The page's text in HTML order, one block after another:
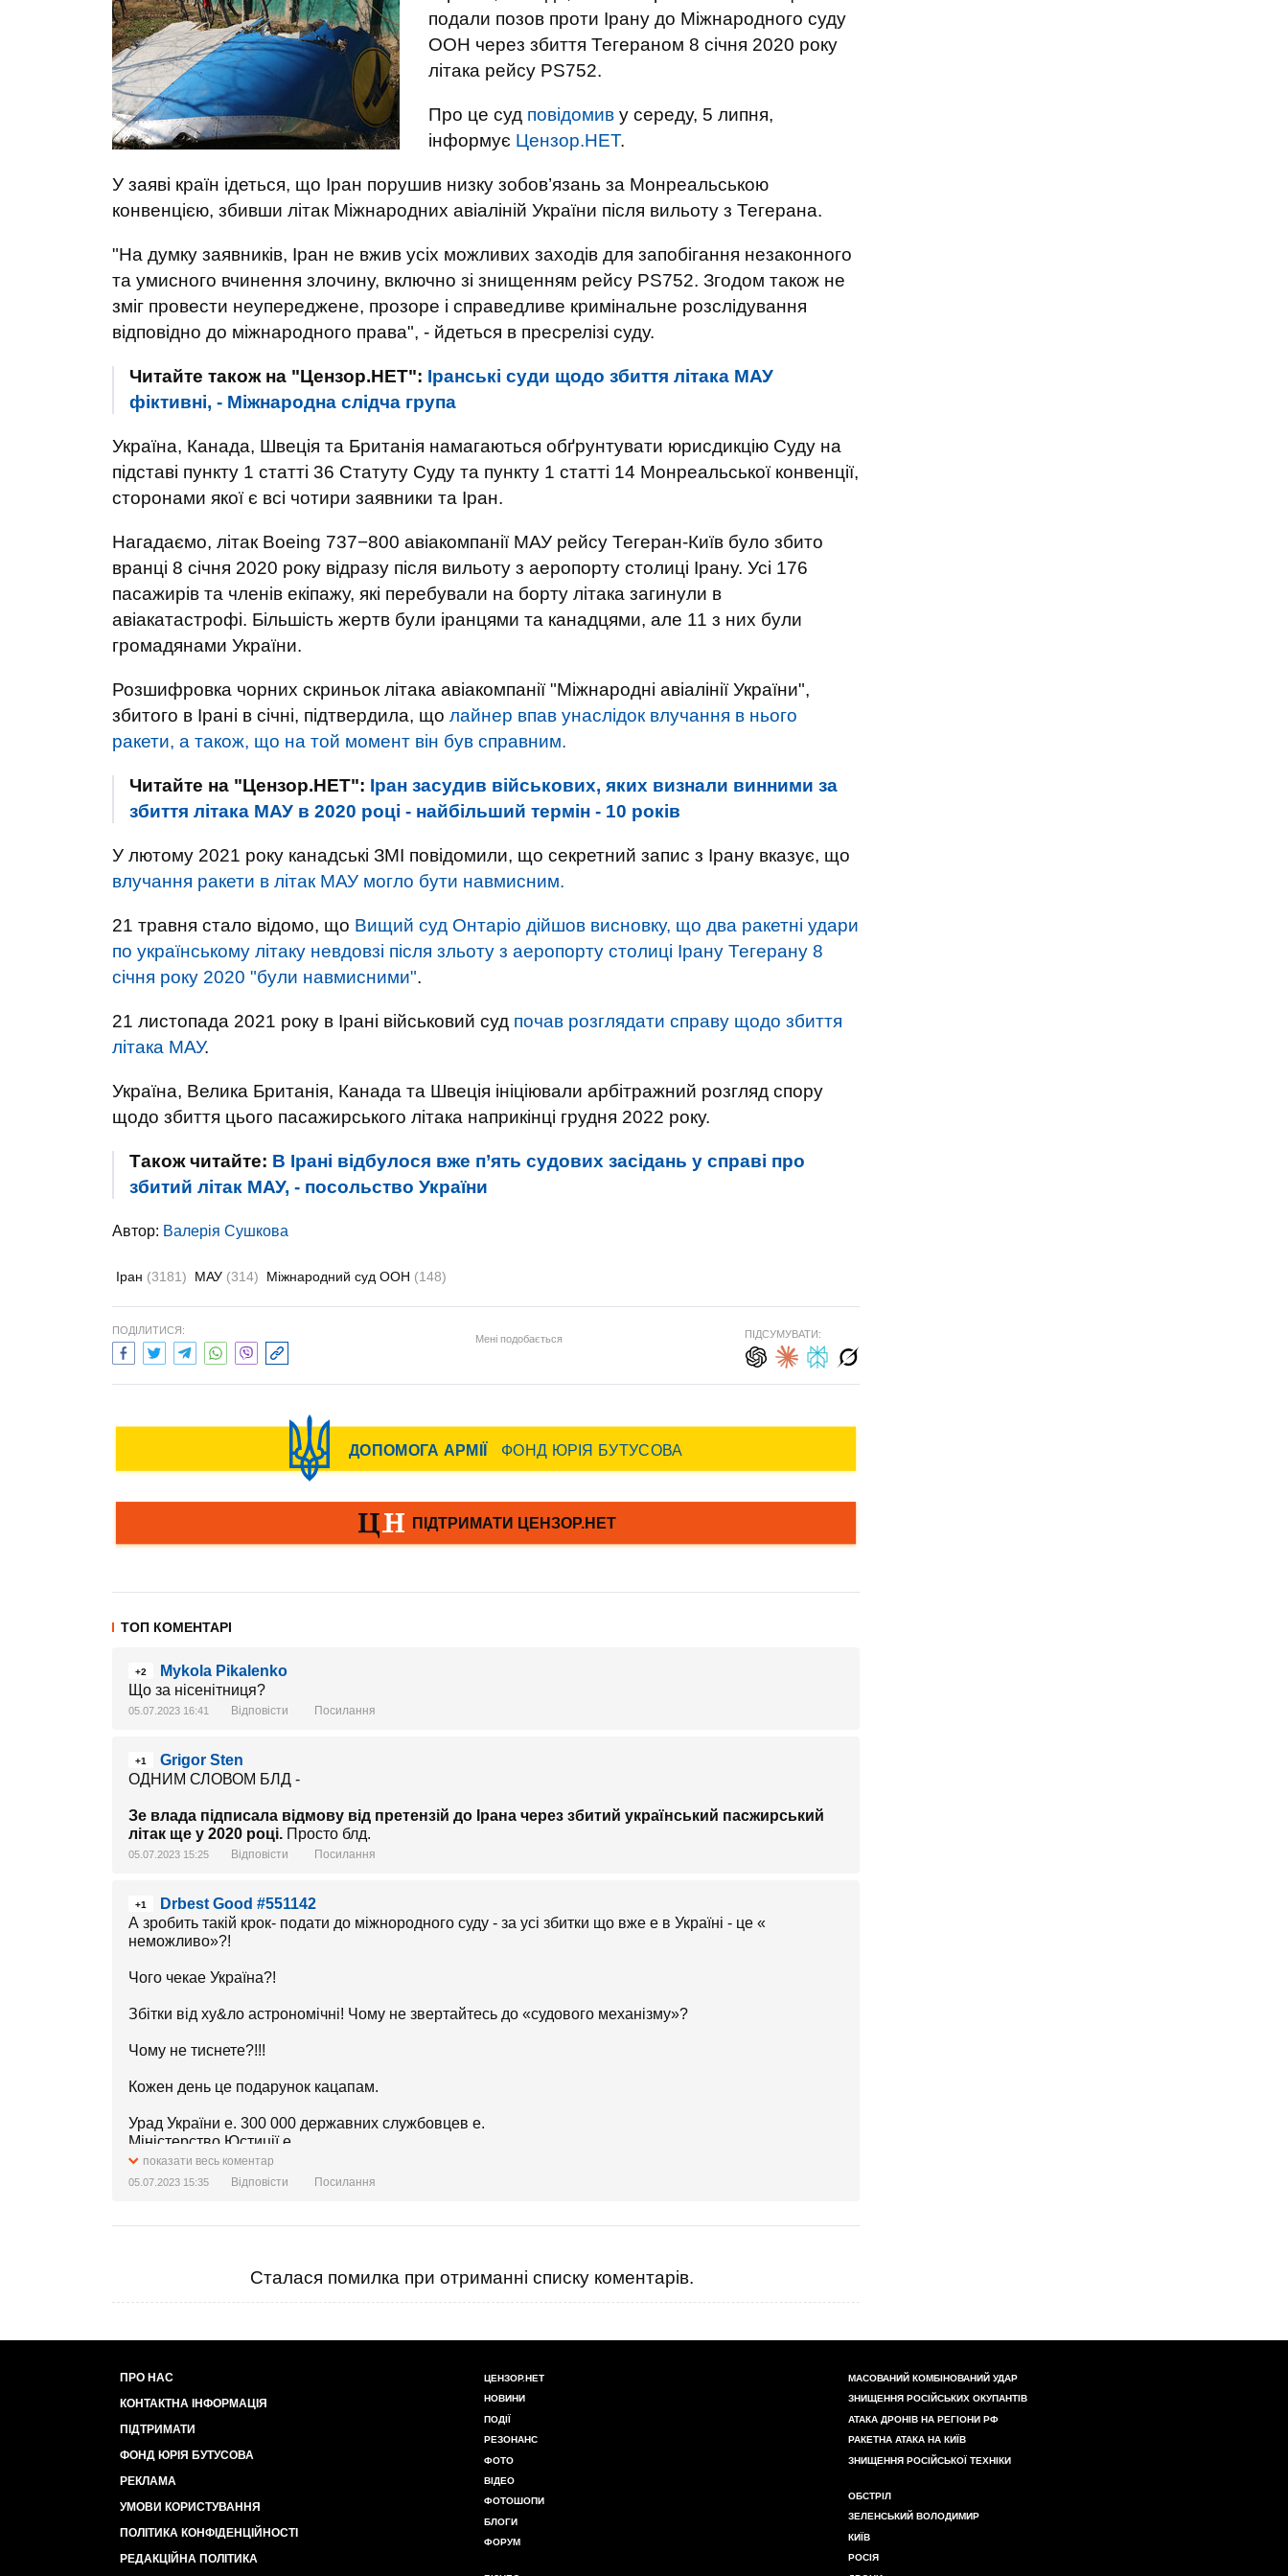
подали позов проти Ірану до Міжнародного суду
ООН через збиття Тегераном 8 січня 2020 року
літака рейсу PS752.
Про це суд повідомив у середу, 5 липня,
інформує Цензор.НЕТ.
У заяві країн ідеться, що Іран порушив низку зобов’язань за Монреальською
конвенцією, збивши літак Міжнародних авіаліній України після вильоту з Тегерана.
"На думку заявників, Іран не вжив усіх можливих заходів для запобігання незаконного
та умисного вчинення злочину, включно зі знищенням рейсу PS752. Згодом також не
зміг провести неупереджене, прозоре і справедливе кримінальне розслідування
відповідно до міжнародного права", - йдеться в пресрелізі суду.
Читайте також на "Цензор.НЕТ": Іранські суди щодо збиття літака МАУ
фіктивні, - Міжнародна слідча група
Україна, Канада, Швеція та Британія намагаються обґрунтувати юрисдикцію Суду на
підставі пункту 1 статті 36 Статуту Суду та пункту 1 статті 14 Монреальської конвенції,
сторонами якої є всі чотири заявники та Іран.
Нагадаємо, літак Boeing 737−800 авіакомпанії МАУ рейсу Тегеран-Київ було збито
вранці 8 січня 2020 року відразу після вильоту з аеропорту столиці Ірану. Усі 176
пасажирів та членів екіпажу, які перебували на борту літака загинули в
авіакатастрофі. Більшість жертв були іранцями та канадцями, але 11 з них були
громадянами України.
Розшифровка чорних скриньок літака авіакомпанії "Міжнародні авіалінії України",
збитого в Ірані в січні, підтвердила, що лайнер впав унаслідок влучання в нього
ракети, а також, що на той момент він був справним.
Читайте на "Цензор.НЕТ": Іран засудив військових, яких визнали винними за
збиття літака МАУ в 2020 році - найбільший термін - 10 років
У лютому 2021 року канадські ЗМІ повідомили, що секретний запис з Ірану вказує, що
влучання ракети в літак МАУ могло бути навмисним.
21 травня стало відомо, що Вищий суд Онтаріо дійшов висновку, що два ракетні удари
по українському літаку невдовзі після зльоту з аеропорту столиці Ірану Тегерану 8
січня року 2020 "були навмисними".
21 листопада 2021 року в Ірані військовий суд почав розглядати справу щодо збиття
літака МАУ.
Україна, Велика Британія, Канада та Швеція ініціювали арбітражний розгляд спору
щодо збиття цього пасажирського літака наприкінці грудня 2022 року.
Також читайте: В Ірані відбулося вже п’ять судових засідань у справі про
збитий літак МАУ, - посольство України
Автор: Валерiя Сушкова
Іран (3181) МАУ (314) Міжнародний суд ООН (148)
ПОДІЛИТИСЯ:
Мені подобається ПІДСУМУВАТИ:
ТОП КОМЕНТАРІ
+2
Mykola Pikalenko
Що за нісенітниця?
05.07.2023 16:41 Відповісти Посилання
+1
Grigor Sten
ОДНИМ СЛОВОМ БЛД -
Зе влада підписала відмову від претензій до Ірана через збитий український пасжирський
літак ще у 2020 році. Просто блд.
05.07.2023 15:25 Відповісти Посилання
+1
Drbest Good #551142
А зробить такій крок- подати до міжнородного суду - за усі збитки що вже е в Україні - це «
неможливо»?!
Чого чекае Україна?!
Збітки від ху&ло астрономічні! Чому не звертайтесь до «судового механізму»?
Чому не тиснете?!!!
Кожен день це подарунок кацапам.
Урад України е. 300 000 державних службовцев е.
Міністерство Юстиції е.
Міністерство закордонних справ на місті.
показати весь коментар
05.07.2023 15:35 Відповісти Посилання
Сталася помилка при отриманні списку коментарів.
ПРО НАС
КОНТАКТНА ІНФОРМАЦІЯ
ПІДТРИМАТИ
ФОНД ЮРІЯ БУТУСОВА
РЕКЛАМА
УМОВИ КОРИСТУВАННЯ
ПОЛІТИКА КОНФІДЕНЦІЙНОСТІ
РЕДАКЦІЙНА ПОЛІТИКА
ЦЕНЗОР.НЕТ
НОВИНИ
ПОДІЇ
РЕЗОНАНС
ФОТО
ВІДЕО
ФОТОШОПИ
БЛОГИ
ФОРУМ
МАСОВАНИЙ КОМБІНОВАНИЙ УДАР
ЗНИЩЕННЯ РОСІЙСЬКИХ ОКУПАНТІВ
АТАКА ДРОНІВ НА РЕГІОНИ РФ
РАКЕТНА АТАКА НА КИЇВ
ЗНИЩЕННЯ РОСІЙСЬКОЇ ТЕХНІКИ
ОБСТРІЛ
ЗЕЛЕНСЬКИЙ ВОЛОДИМИР
КИЇВ
РОСІЯ